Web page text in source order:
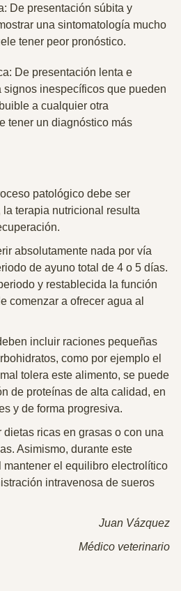
De presentación súbita y
una sintomatología mucho
tener peor pronóstico.
De presentación lenta e
signos inespecíficos que pueden
a cualquier otra
tener un diagnóstico más
patológico debe ser
la terapia nutricional resulta
absolutamente nada por vía
de ayuno total de 4 o 5 días.
y restablecida la función
comenzar a ofrecer agua al
incluir raciones pequeñas
como por ejemplo el
tolera este alimento, se puede
de proteínas de alta calidad, en
y de forma progresiva.
ricas en grasas o con una
Asimismo, durante este
mantener el equilibro electrolítico
intravenosa de sueros
Juan Vázquez
Médico veterinario